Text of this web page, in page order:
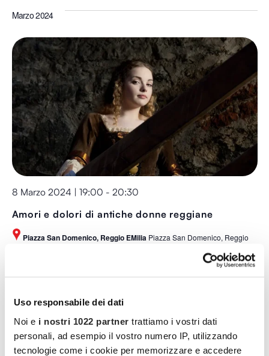
Uso responsabile dei dati
Noi e i nostri 1022 partner trattiamo i vostri dati
personali, ad esempio il vostro numero IP, utilizzando
tecnologie come i cookie per memorizzare e accedere
Marzo 2024
Amori e dolori di antiche donne reggiane
8 Marzo 2024 | 19:00 - 20:30
Piazza San Domenico, Reggio EMilia Piazza San Domenico, Reggio